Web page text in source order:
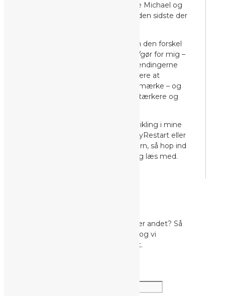
på – men jeg tror også, at både Michael og
jeg er enige om at det nok er den sidste der
Jeg er ikke et sekund i tvivl om den forskel
Michael/BodyRestart har gjort/gør for mig –
jeg mærker den hver dag. Spændingerne
bliver mindre, tankerne nemmere at
håndtere, følelserne lettere at mærke – og
jeg bliver bedre til at være et stærkere og
Hvis du vil følge med i min udvikling i mine
behandlinger hos Michael/BodyRestart eller
bare i livet som mælkebøttebarn, så hop ind
og læs med.
Har du spørgsmål, ønsker eller andet? Så
udfyld formularen nedenfor, og vi
kontakter dig hurtigst muligt.